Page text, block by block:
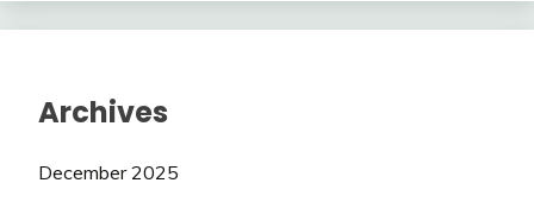
Archives
December 2025